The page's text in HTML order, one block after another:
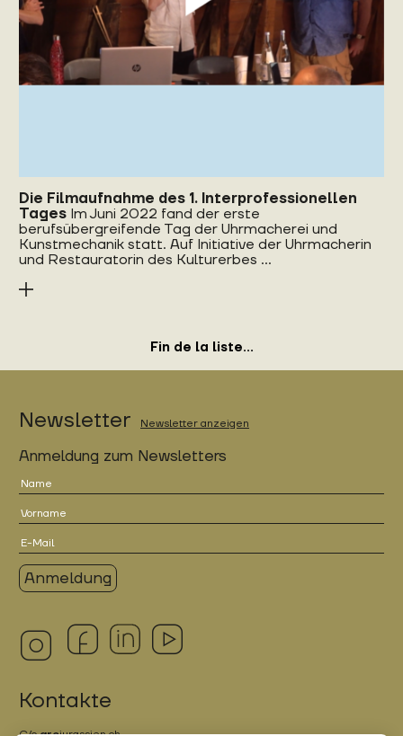
Die Filmaufnahme des 1. Interprofessionellen
Tages Im Juni 2022 fand der erste
berufsübergreifende Tag der Uhrmacherei und
Kunstmechanik statt. Auf Initiative der Uhrmacherin
und Restauratorin des Kulturerbes ...
Fin de la liste...
Newsletter Newsletter anzeigen
Anmeldung zum Newsletters
Kontakte